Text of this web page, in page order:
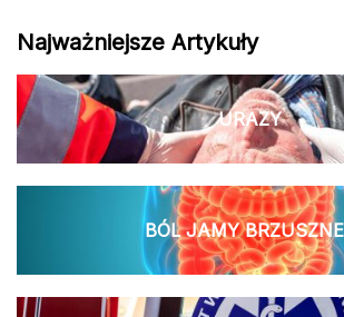
Najważniejsze Artykuły
URAZY
BÓL JAMY